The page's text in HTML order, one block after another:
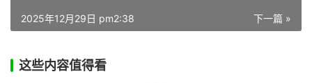
下一篇 »
2025年12月29日 pm2:38
这些内容值得看